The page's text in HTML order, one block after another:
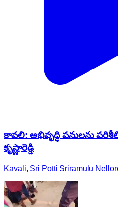
కావలి: అభివృద్ధి పనులను
కృష్ణారెడ్డి
Kavali, Sri Potti Sriramulu